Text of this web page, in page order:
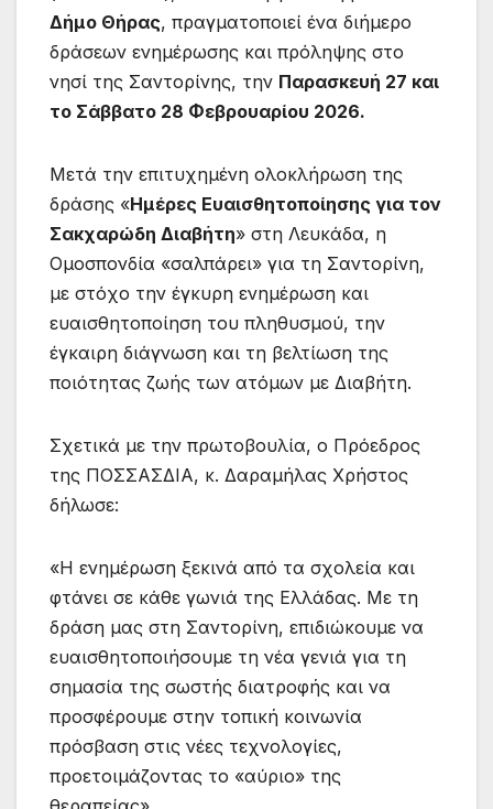
Δήμο Θήρας, πραγματοποιεί ένα διήμερο
δράσεων ενημέρωσης και πρόληψης στο
νησί της Σαντορίνης, την Παρασκευή 27 και
το Σάββατο 28 Φεβρουαρίου 2026.
Μετά την επιτυχημένη ολοκλήρωση της
δράσης «Ημέρες Ευαισθητοποίησης για τον
Σακχαρώδη Διαβήτη» στη Λευκάδα, η
Ομοσπονδία «σαλπάρει» για τη Σαντορίνη,
με στόχο την έγκυρη ενημέρωση και
ευαισθητοποίηση του πληθυσμού, την
έγκαιρη διάγνωση και τη βελτίωση της
ποιότητας ζωής των ατόμων με Διαβήτη.
Σχετικά με την πρωτοβουλία, ο Πρόεδρος
της ΠΟΣΣΑΣΔΙΑ, κ. Δαραμήλας Χρήστος
δήλωσε:
«Η ενημέρωση ξεκινά από τα σχολεία και
φτάνει σε κάθε γωνιά της Ελλάδας. Με τη
δράση μας στη Σαντορίνη, επιδιώκουμε να
ευαισθητοποιήσουμε τη νέα γενιά για τη
σημασία της σωστής διατροφής και να
προσφέρουμε στην τοπική κοινωνία
πρόσβαση στις νέες τεχνολογίες,
προετοιμάζοντας το «αύριο» της